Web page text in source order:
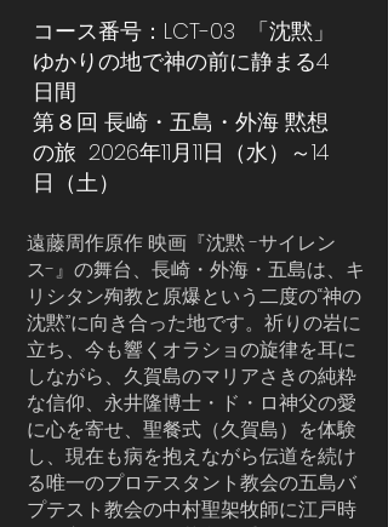
コース番号：LCT-03 「沈黙」
ゆかりの地で神の前に静まる4
日間
第８回 長崎・五島・外海 黙想
の旅 2026年11月11日（水）～14
日（土）
遠藤周作原作 映画『沈黙 -サイレン
ス-』の舞台、長崎・外海・五島は、キ
リシタン殉教と原爆という二度の“神の
沈黙”に向き合った地です。祈りの岩に
立ち、今も響くオラショの旋律を耳に
しながら、久賀島のマリアさきの純粋
な信仰、永井隆博士・ド・ロ神父の愛
に心を寄せ、聖餐式（久賀島）を体験
し、現在も病を抱えながら伝道を続け
る唯一のプロテスタント教会の五島バ
プテスト教会の中村聖架牧師に江戸時